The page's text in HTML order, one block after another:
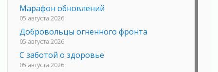
Марафон обновлений
05 августа 2026
Добровольцы огненного фронта
05 августа 2026
С заботой о здоровье
05 августа 2026